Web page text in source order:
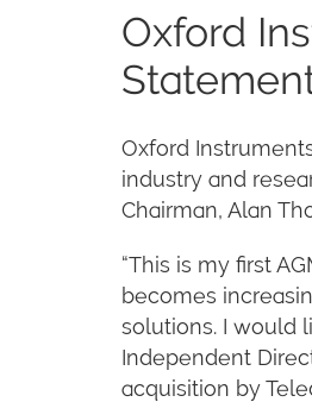
Oxford
Oxford
industry and
Chairman, Alan
“This is my first
becomes
solutions. I would
Independent
acquisition by